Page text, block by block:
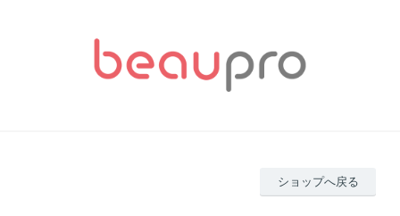
ショップへ戻る